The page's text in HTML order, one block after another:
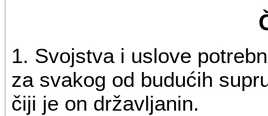
1. Svojstva i uslove
za svakog od budućih
čiji je on državljanin.